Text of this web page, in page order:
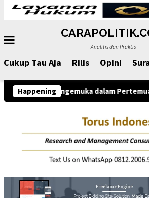
Loncat
konten
Analitis dan Praktis
Cukup Tau Aja Rilis Opini
Happening
Mengemuka dalam Pertemuan